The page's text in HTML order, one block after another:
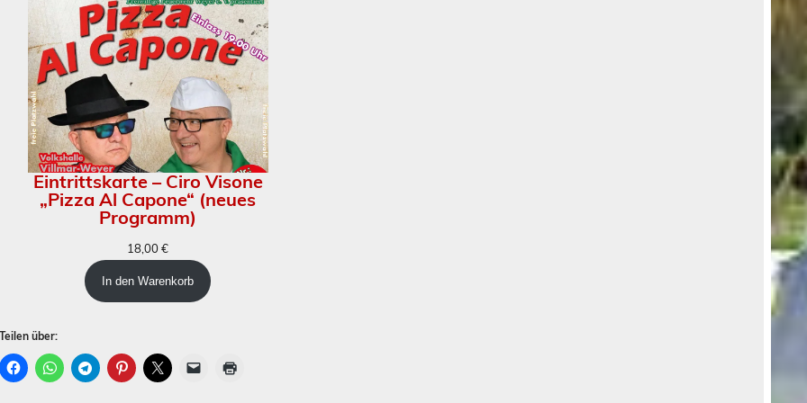
Eintrittskarte – Ciro Visone
„Pizza Al Capone“ (neues
Programm)
18,00€
In den Warenkorb
über: